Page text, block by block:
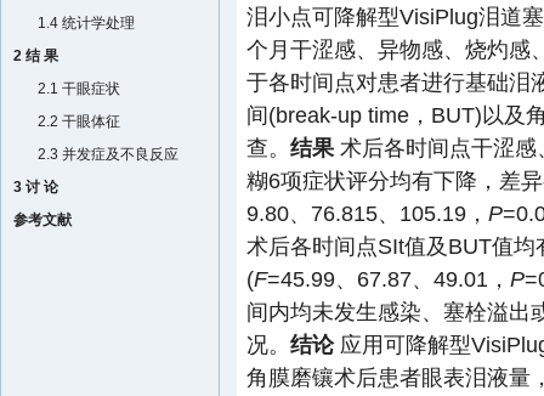
1.4 统计学处理
2 结 果
2.1 干眼症状
2.2 干眼体征
2.3 并发症及不良反应
3 讨 论
参考文献
泪小点可降解型VisiPlug泪道
个月干涩感、异物感、烧灼感
于各时间点对患者进行基础泪
间(break-up time，BUT)以及
查。 结果 术后各时间点干涩
糊6项症状评分均有下降，差
9.80、76.815、105.19， P
术后各时间点SIt值及BUT值
(F=45.99、67.87、49.01， P
间内均未发生感染、塞栓溢出
况。 结论应用可降解型
角膜磨镶术后患者眼表泪液量